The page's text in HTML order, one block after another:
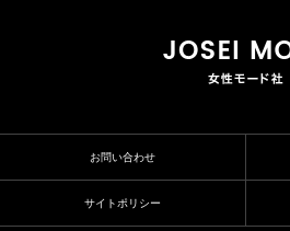
お問い合わせ
サイトポリシー